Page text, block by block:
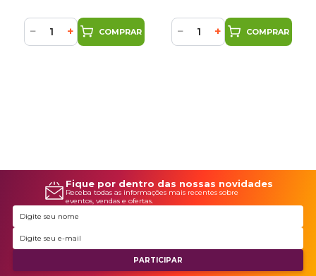
− + COMPRAR − + COMPRAR
Fique por dentro das nossas novidades
Receba todas as informações mais recentes sobre
eventos, vendas e ofertas.